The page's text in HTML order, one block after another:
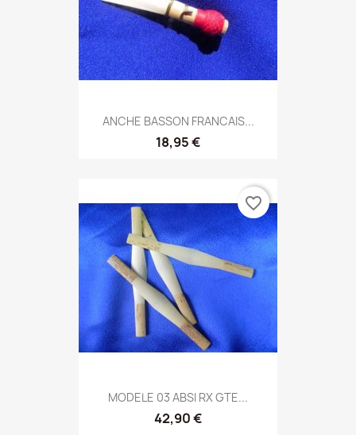
ANCHE BASSON FRANCAIS...
18,95 €
MODELE 03 ABSI RX GTE...
42,90 €
favorite_border